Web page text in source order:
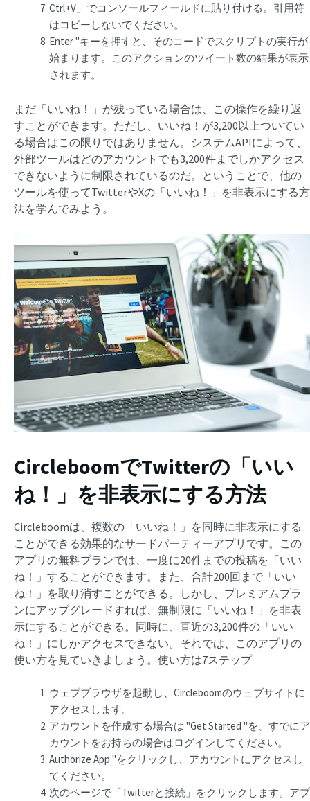
Ctrl+V」でコンソールフィールドに貼り付ける。引用符
はコピーしないでください。
Enter "キーを押すと、そのコードでスクリプトの実行が
始まります。このアクションのツイート数の結果が表示
されます。
まだ「いいね！」が残っている場合は、この操作を繰り返
すことができます。ただし、いいね！が3,200以上ついてい
る場合はこの限りではありません。システムAPIによって、
外部ツールはどのアカウントでも3,200件までしかアクセス
できないように制限されているのだ。ということで、他の
ツールを使ってTwitterやXの「いいね！」を非表示にする方
法を学んでみよう。
CircleboomでTwitterの「いい
ね！」を非表示にする方法
Circleboomは、複数の「いいね！」を同時に非表示にする
ことができる効果的なサードパーティーアプリです。この
アプリの無料プランでは、一度に20件までの投稿を「いい
ね！」することができます。また、合計200回まで「いい
ね！」を取り消すことができる。しかし、プレミアムプラ
ンにアップグレードすれば、無制限に「いいね！」を非表
示にすることができる。同時に、直近の3,200件の「いい
ね！」にしかアクセスできない。それでは、このアプリの
使い方を見ていきましょう。使い方は7ステップ
ウェブブラウザを起動し、Circleboomのウェブサイトに
アクセスします。
アカウントを作成する場合は "Get Started "を、すでにア
カウントをお持ちの場合はログインしてください。
Authorize App "をクリックし、アカウントにアクセスし
てください。
次のページで「Twitterと接続」をクリックします。アプ